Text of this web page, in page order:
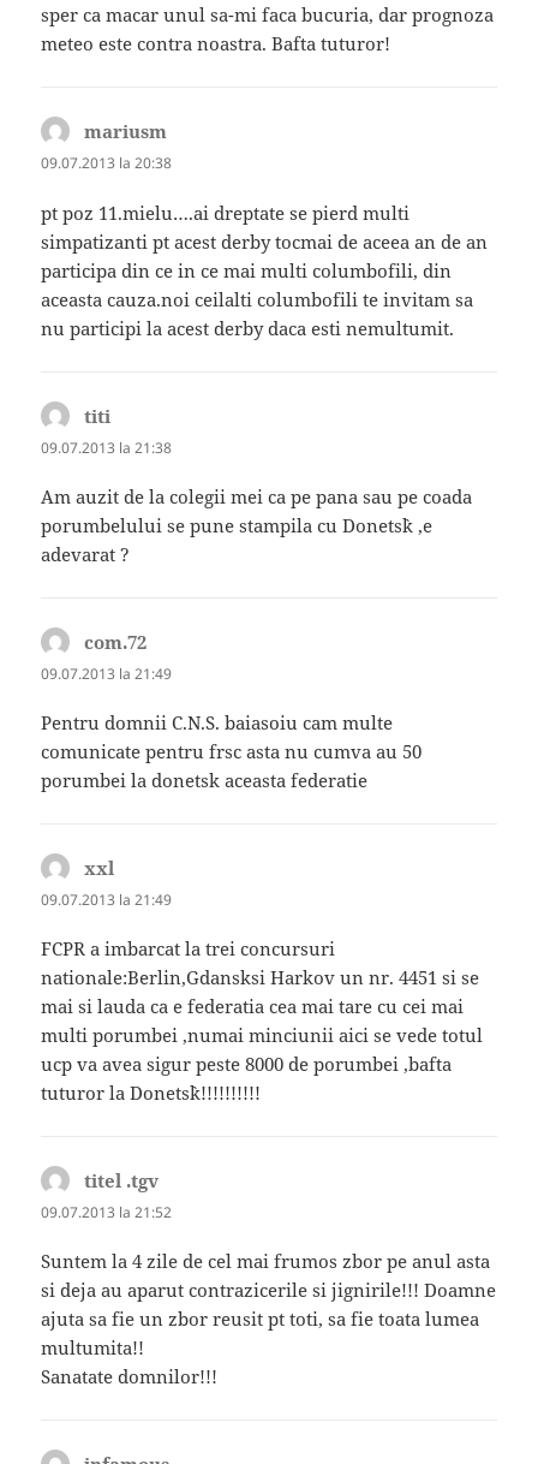
sper ca macar unul sa-mi faca bucuria, dar prognoza
meteo este contra noastra. Bafta tuturor!
mariusm
09.07.2013 la 20:38
pt poz 11.mielu….ai dreptate se pierd multi
simpatizanti pt acest derby tocmai de aceea an de an
participa din ce in ce mai multi columbofili, din
aceasta cauza.noi ceilalti columbofili te invitam sa
nu participi la acest derby daca esti nemultumit.
titi
09.07.2013 la 21:38
Am auzit de la colegii mei ca pe pana sau pe coada
porumbelului se pune stampila cu Donets`k ,e
adevarat ?
com.72
09.07.2013 la 21:49
Pentru domnii C.N.S. baiasoiu cam multe
comunicate pentru frsc asta nu cumva au 50
porumbei la donetsk aceasta federatie
xxl
09.07.2013 la 21:49
FCPR a imbarcat la trei concursuri
nationale:Berlin,Gdansksi Harkov un nr. 4451 si se
mai si lauda ca e federatia cea mai tare cu cei mai
multi porumbei ,numai minciunii aici se vede totul
ucp va avea sigur peste 8000 de porumbei ,bafta
tuturor la Donets`k!!!!!!!!!!
titel .tgv
09.07.2013 la 21:52
Suntem la 4 zile de cel mai frumos zbor pe anul asta
si deja au aparut contrazicerile si jignirile!!! Doamne
ajuta sa fie un zbor reusit pt toti, sa fie toata lumea
multumita!!
Sanatate domnilor!!!